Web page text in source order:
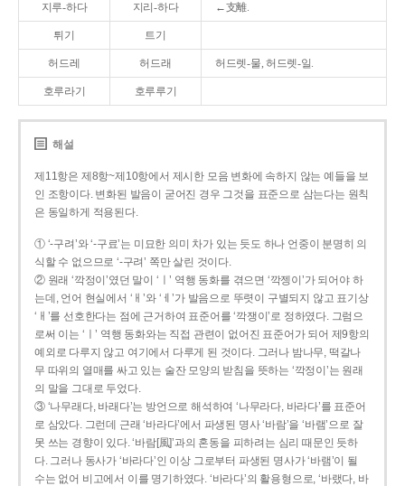
지루-하다 지리-하다 ←支離.
튀기 트기
허드레 허드래 허드렛-물, 허드렛-일.
호루라기 호루루기
해설
제11항은 제8항~제10항에서 제시한 모음 변화에 속하지 않는 예들을 보
인 조항이다. 변화된 발음이 굳어진 경우 그것을 표준으로 삼는다는 원칙
은 동일하게 적용된다.
① ‘-구려’와 ‘-구료’는 미묘한 의미 차가 있는 듯도 하나 언중이 분명히 의
식할 수 없으므로 ‘-구려’ 쪽만 살린 것이다.
② 원래 ‘깍정이’였던 말이 ‘ㅣ’ 역행 동화를 겪으면 ‘깍젱이’가 되어야 하
는데, 언어 현실에서 ‘ㅐ’와 ‘ㅔ’가 발음으로 뚜렷이 구별되지 않고 표기상
‘ㅐ’를 선호한다는 점에 근거하여 표준어를 ‘깍쟁이’로 정하였다. 그럼으
로써 이는 ‘ㅣ’ 역행 동화와는 직접 관련이 없어진 표준어가 되어 제9항의
예외로 다루지 않고 여기에서 다루게 된 것이다. 그러나 밤나무, 떡갈나
무 따위의 열매를 싸고 있는 술잔 모양의 받침을 뜻하는 ‘깍정이’는 원래
의 말을 그대로 두었다.
③ ‘나무래다, 바래다’는 방언으로 해석하여 ‘나무라다, 바라다’를 표준어
로 삼았다. 그런데 근래 ‘바라다’에서 파생된 명사 ‘바람’을 ‘바램’으로 잘
못 쓰는 경향이 있다. ‘바람[風]’과의 혼동을 피하려는 심리 때문인 듯하
다. 그러나 동사가 ‘바라다’인 이상 그로부터 파생된 명사가 ‘바램’이 될
수는 없어 비고에서 이를 명기하였다. ‘바라다’의 활용형으로, ‘바랬다, 바